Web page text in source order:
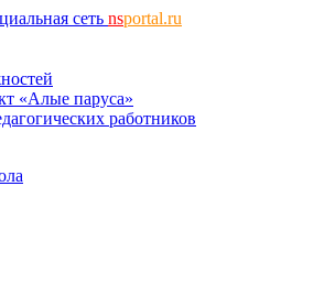
сеть nsportal.ru
«Алые паруса»
работников